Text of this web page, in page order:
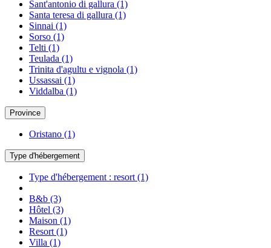
Sant'antonio di gallura (1)
Santa teresa di gallura (1)
Sinnai (1)
Sorso (1)
Telti (1)
Teulada (1)
Trinita d'agultu e vignola (1)
Ussassai (1)
Viddalba (1)
Province
Oristano (1)
Type d'hébergement
Type d'hébergement : resort (1)
B&b (3)
Hôtel (3)
Maison (1)
Resort (1)
Villa (1)